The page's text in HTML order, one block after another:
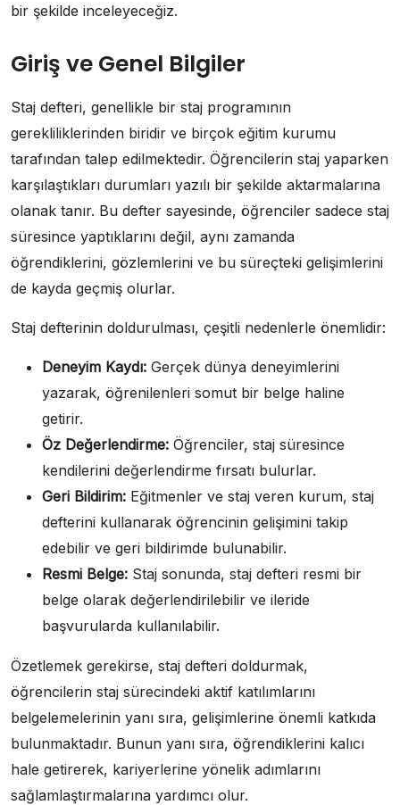
bir şekilde inceleyeceğiz.
Giriş ve Genel Bilgiler
Staj defteri, genellikle bir staj programının
gerekliliklerinden biridir ve birçok eğitim kurumu
tarafından talep edilmektedir. Öğrencilerin staj yaparken
karşılaştıkları durumları yazılı bir şekilde aktarmalarına
olanak tanır. Bu defter sayesinde, öğrenciler sadece staj
süresince yaptıklarını değil, aynı zamanda
öğrendiklerini, gözlemlerini ve bu süreçteki gelişimlerini
de kayda geçmiş olurlar.
Staj defterinin doldurulması, çeşitli nedenlerle önemlidir:
Deneyim Kaydı: Gerçek dünya deneyimlerini
yazarak, öğrenilenleri somut bir belge haline
getirir.
Öz Değerlendirme: Öğrenciler, staj süresince
kendilerini değerlendirme fırsatı bulurlar.
Geri Bildirim: Eğitmenler ve staj veren kurum, staj
defterini kullanarak öğrencinin gelişimini takip
edebilir ve geri bildirimde bulunabilir.
Resmi Belge: Staj sonunda, staj defteri resmi bir
belge olarak değerlendirilebilir ve ileride
başvurularda kullanılabilir.
Özetlemek gerekirse, staj defteri doldurmak,
öğrencilerin staj sürecindeki aktif katılımlarını
belgelemelerinin yanı sıra, gelişimlerine önemli katkıda
bulunmaktadır. Bunun yanı sıra, öğrendiklerini kalıcı
hale getirerek, kariyerlerine yönelik adımlarını
sağlamlaştırmalarına yardımcı olur.